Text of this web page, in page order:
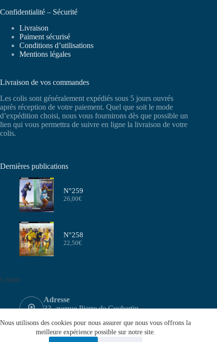
Nous utilisons des cookies pour nous assurer que nous vous offrons la
meilleure expérience possible sur notre site.
Confidentialité – Sécurité
Livraison
Paiment sécurisé
Conditions d’utilisations
Mentions légales
Livraison de vos commandes
Les colis sont généralement expédiés sous 5 jours ouvrés
après réception de votre paiement. Quel que soit le mode
d’expédition choisi, nous vous fournirons dès que possible un
lien qui vous permettra de suivre en ligne la livraison de votre
colis.
Dernières publications
N°259
26,00€
N°258
22,50€
Contact
Adresse
33, avenue Pierre de Coubertin
Email
contact@aeffa.fr